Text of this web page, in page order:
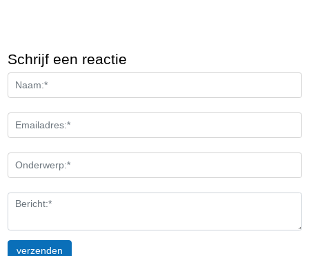
Schrijf een reactie